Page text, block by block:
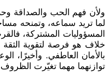
ولأن فهم الحب والصداقة
لما تريد سماعه، وتمنحه
المسؤوليات المشتركة،
خلاف هو فرصة لتقوية
بالأمان العاطفي. وأخيرًا،
توازنهما مهما تغيّرت